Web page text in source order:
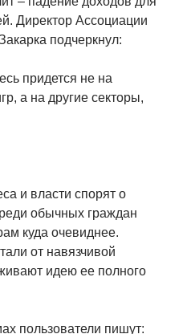
Директор Ассоциации
подчеркнул:
придется не на
а на другие секторы,
и власти спорят о
обычных граждан
куда очевиднее.
от навязчивой
идею ее полного
пользователи пишут: